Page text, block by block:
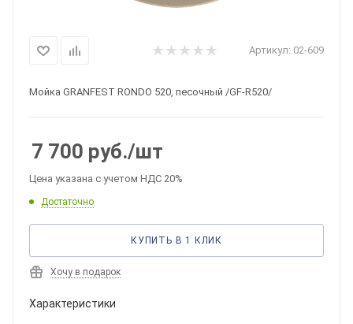
Артикул: 02-609
Мойка GRANFEST RONDO 520, песочный /GF-R520/
7 700 руб./шт
Цена указана с учетом НДС 20%
Достаточно
КУПИТЬ В 1 КЛИК
Хочу в подарок
Характеристики